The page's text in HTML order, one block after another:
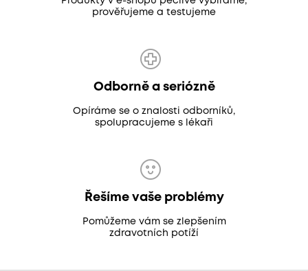
prověřujeme a testujeme
Odborně a seriózně
Opíráme se o znalosti odborníků,
spolupracujeme s lékaři
Řešíme vaše problémy
Pomůžeme vám se zlepšením
zdravotních potíží